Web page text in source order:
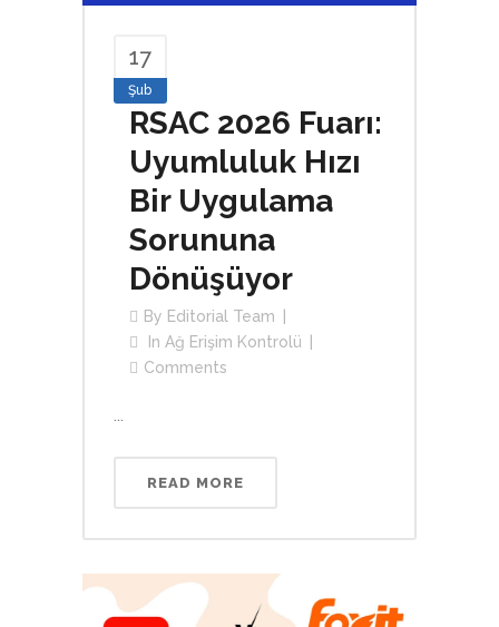
17
Şub
RSAC 2026 Fuarı:
Uyumluluk Hızı
Bir Uygulama
Sorununa
Dönüşüyor
By Editorial Team
In Ağ Erişim Kontrolü
Comments
READ MORE